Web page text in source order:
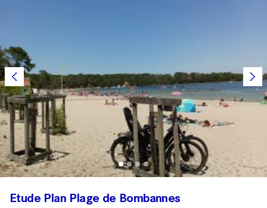
Etude Plan Plage de Bombannes